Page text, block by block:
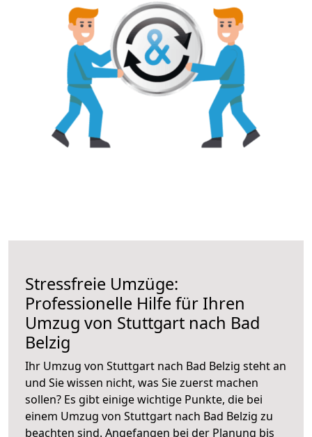
Stressfreie Umzüge:
Professionelle Hilfe für Ihren
Umzug von Stuttgart nach Bad
Belzig
Ihr Umzug von Stuttgart nach Bad Belzig steht an
und Sie wissen nicht, was Sie zuerst machen
sollen? Es gibt einige wichtige Punkte, die bei
einem Umzug von Stuttgart nach Bad Belzig zu
beachten sind. Angefangen bei der Planung bis